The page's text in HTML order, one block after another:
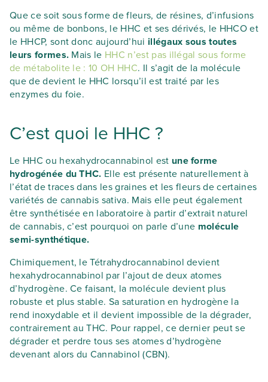
Que ce soit sous forme de fleurs, de résines, d’infusions
ou même de bonbons, le HHC et ses dérivés, le HHCO et
le HHCP, sont donc aujourd’hui illégaux sous toutes
leurs formes. Mais le HHC n’est pas illégal sous forme
de métabolite le : 10 OH HHC. Il s’agit de la molécule
que de devient le HHC lorsqu’il est traité par les
enzymes du foie.
C’est quoi le HHC ?
Le HHC ou hexahydrocannabinol est une forme
hydrogénée du THC. Elle est présente naturellement à
l’état de traces dans les graines et les fleurs de certaines
variétés de cannabis sativa. Mais elle peut également
être synthétisée en laboratoire à partir d’extrait naturel
de cannabis, c’est pourquoi on parle d’une molécule
semi-synthétique.
Chimiquement, le Tétrahydrocannabinol devient
hexahydrocannabinol par l’ajout de deux atomes
d’hydrogène. Ce faisant, la molécule devient plus
robuste et plus stable. Sa saturation en hydrogène la
rend inoxydable et il devient impossible de la dégrader,
contrairement au THC. Pour rappel, ce dernier peut se
dégrader et perdre tous ses atomes d’hydrogène
devenant alors du Cannabinol (CBN).